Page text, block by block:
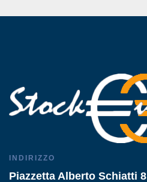
INDIRIZZO
Piazzetta Alberto Schiatti 8